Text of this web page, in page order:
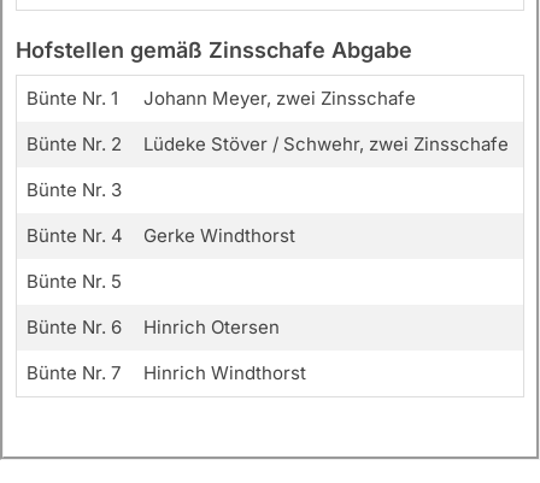
Hofstellen gemäß Zinsschafe Abgabe
Bünte Nr. 1
Johann Meyer, zwei Zinsschafe
Bünte Nr. 2
Lüdeke Stöver / Schwehr, zwei Zinsschafe
Bünte Nr. 3
Bünte Nr. 4
Gerke Windthorst
Bünte Nr. 5
Bünte Nr. 6
Hinrich Otersen
Bünte Nr. 7
Hinrich Windthorst